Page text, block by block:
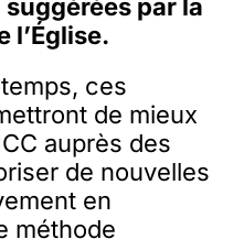
par la
l’Église.
ces
de mieux
auprès des
de nouvelles
en
méthode